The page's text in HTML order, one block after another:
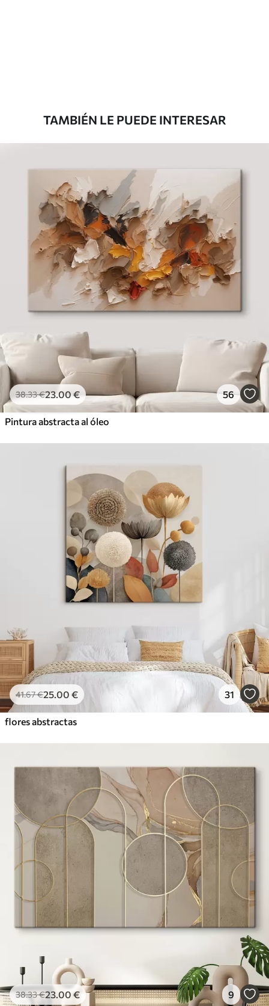
TAMBIÉN LE PUEDE INTERESAR
38.33€23.00€ 56
Pintura abstracta al óleo
41.67€25.00 € 31
flores abstractas
38.33€23.00 € 9